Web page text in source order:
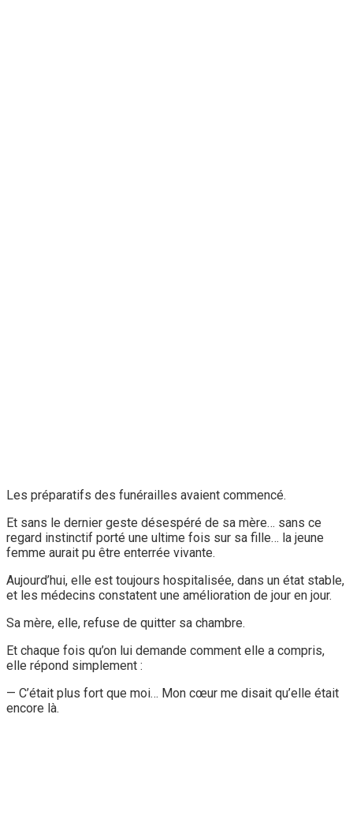
Les préparatifs des funérailles avaient commencé.
Et sans le dernier geste désespéré de sa mère… sans ce
regard instinctif porté une ultime fois sur sa fille… la jeune
femme aurait pu être enterrée vivante.
Aujourd’hui, elle est toujours hospitalisée, dans un état stable,
et les médecins constatent une amélioration de jour en jour.
Sa mère, elle, refuse de quitter sa chambre.
Et chaque fois qu’on lui demande comment elle a compris,
elle répond simplement :
— C’était plus fort que moi… Mon cœur me disait qu’elle était
encore là.